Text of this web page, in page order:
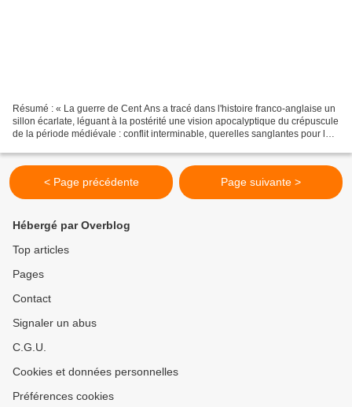
Résumé : « La guerre de Cent Ans a tracé dans l'histoire franco-anglaise un
sillon écarlate, léguant à la postérité une vision apocalyptique du crépuscule
de la période médiévale : conflit interminable, querelles sanglantes pour le
< Page précédente Page suivante >
Hébergé par Overblog
Top articles
Pages
Contact
Signaler un abus
C.G.U.
Cookies et données personnelles
Préférences cookies